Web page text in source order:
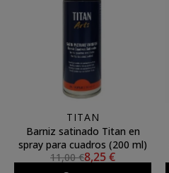
TITAN
Barniz satinado Titan en
spray para cuadros (200 ml)
11,00 €8,25 €